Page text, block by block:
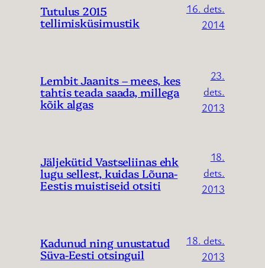
Tutulus 2015
tellimisküsimustik
16. dets.
2014
Lembit Jaanits – mees, kes
tahtis teada saada, millega
kõik algas
23.
dets.
2013
Jäljekütid Vastseliinas ehk
lugu sellest, kuidas Lõuna-
Eestis muistiseid otsiti
18.
dets.
2013
Kadunud ning unustatud
Süva-Eesti otsinguil
18. dets.
2013